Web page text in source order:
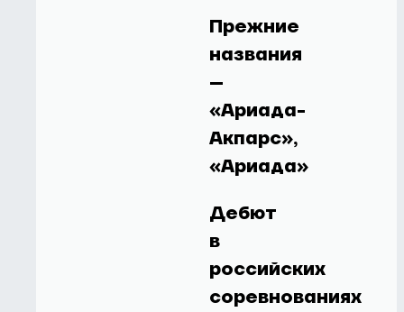
Прежние
названия
–
«Ариада-
Акпарс»,
«Ариада»
Дебют
в
российских
соревнованиях